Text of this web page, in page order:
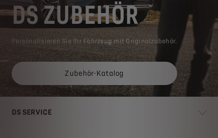
DS ZUBEHÖR
Personalisieren Sie Ihr Fahrzeug mit Originalzubehör.
Zubehör-Katalog
DS SERVICE